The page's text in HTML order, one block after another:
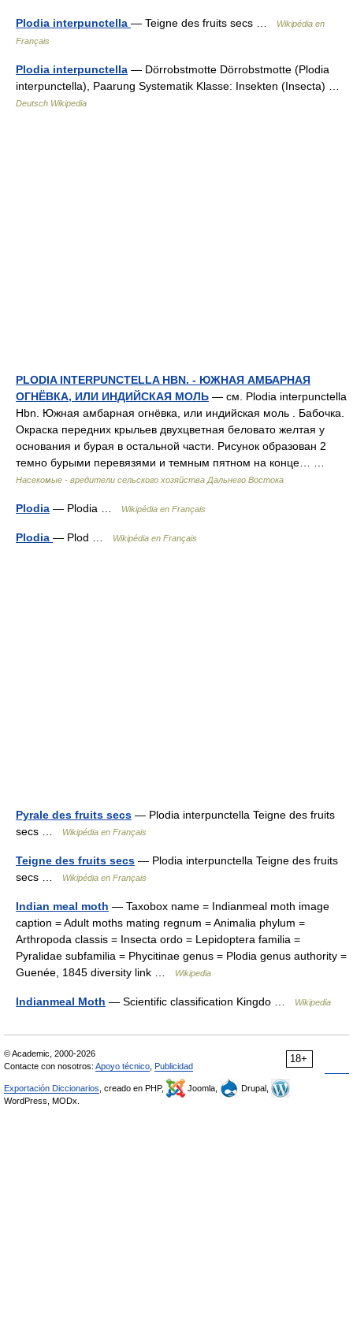
Plodia interpunctella — Teigne des fruits secs …
Wikipédia en
Français
Plodia interpunctella — Dörrobstmotte Dörrobstmotte (Plodia
interpunctella), Paarung Systematik Klasse: Insekten (Insecta) …
Deutsch Wikipedia
PLODIA INTERPUNCTELLA HBN. - ЮЖНАЯ АМБАРНАЯ
ОГНЁВКА, ИЛИ ИНДИЙСКАЯ МОЛЬ — см. Plodia interpunctella
Hbn. Южная амбарная огнёвка, или индийская моль . Бабочка.
Окраска передних крыльев двухцветная беловато желтая у
основания и бурая в остальной части. Рисунок образован 2
темно бурыми перевязями и темным пятном на конце… …
Насекомые - вредители сельского хозяйства Дальнего Востока
Plodia — Plodia … Wikipédia en Français
Plodia — Plod … Wikipédia en Français
Pyrale des fruits secs — Plodia interpunctella Teigne des fruits
secs …
Wikipédia en Français
Teigne des fruits secs — Plodia interpunctella Teigne des fruits
secs …
Wikipédia en Français
Indian meal moth — Taxobox name = Indianmeal moth image
caption = Adult moths mating regnum = Animalia phylum =
Arthropoda classis = Insecta ordo = Lepidoptera familia =
Pyralidae subfamilia = Phycitinae genus = Plodia genus authority =
Guenée, 1845 diversity link …
Wikipedia
Indianmeal Moth — Scientific classification Kingdo … Wikipedia
18+
© Academic, 2000-2026
Contacte con nosotros: Apoyo técnico Publicidad
Exportación Diccionarios , creado en PHP, Joomla,
Drupal,
WordPress, MODx.